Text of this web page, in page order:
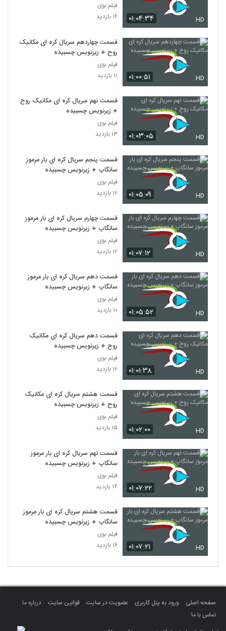
۰۱:۰۴:۳۴ HD
فیلم بوی
۱۶ بازدید
۰۱:۰۰:۵۱ HD
قسمت چهاردهم سریال کره ای مکانیک
روح + زیرنویس چسبیده
فیلم بوی
۱۱ بازدید
۰۱:۰۳:۰۵ HD
قسمت نهم سریال کره ای مکانیک روح
+ زیرنویس چسبیده
فیلم بوی
۱۳ بازدید
۰۱:۰۵:۰۹ HD
قسمت پنجم سریال کره ای بار مرموز
سانگاپ + زیرنویس چسبیده
فیلم بوی
۱۲ بازدید
۰۱:۰۷:۱۲ HD
قسمت چهارم سریال کره ای بار مرموز
سانگاپ + زیرنویس چسبیده
فیلم بوی
۱۲ بازدید
۰۱:۰۵:۵۲ HD
قسمت دهم سریال کره ای بار مرموز
سانگاپ + زیرنویس چسبیده
فیلم بوی
۱۰ بازدید
۰۱:۰۱:۳۸ HD
قسمت دهم سریال کره ای مکانیک
روح + زیرنویس چسبیده
فیلم بوی
۱۲ بازدید
۰۱:۰۲:۰۰ HD
قسمت هشتم سریال کره ای مکانیک
روح + زیرنویس چسبیده
فیلم بوی
۱۵ بازدید
۰۱:۰۷:۲۲ HD
قسمت نهم سریال کره ای بار مرموز
سانگاپ + زیرنویس چسبیده
فیلم بوی
۱۴ بازدید
۰۱:۰۷:۲۱ HD
قسمت هشتم سریال کره ای بار مرموز
سانگاپ + زیرنویس چسبیده
فیلم بوی
۱۶ بازدید
صفحه اصلی ورود به پنل کاربری عضویت در سایت قوانین سایت
درباره ما
تماس با ما